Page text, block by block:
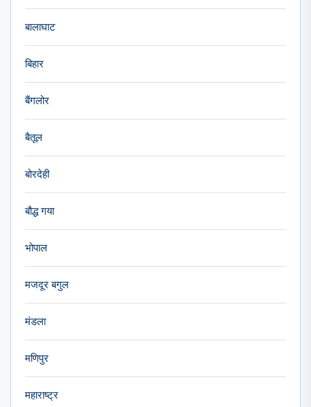
बालाघाट
बिहार
बैंगलोर
बैतूल
बोरदेही
बौद्ध गया
भोपाल
मजदूर बगुल
मंडला
मणिपुर
महाराष्ट्र